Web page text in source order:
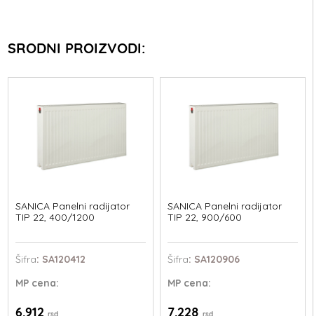
SRODNI PROIZVODI:
SANICA Panelni radijator
TIP 22, 400/1200
Šifra: SA120412
MP cena:
6.912
SANICA Panelni radijator
TIP 22, 900/600
Šifra: SA120906
MPcena:
7.228